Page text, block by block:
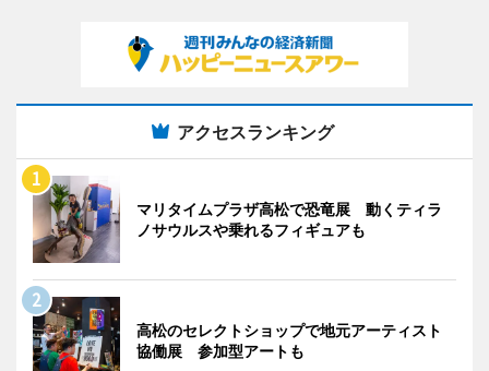
アクセスランキング
マリタイムプラザ高松で恐竜展 動くティラ
ノサウルスや乗れるフィギュアも
高松のセレクトショップで地元アーティスト
協働展 参加型アートも